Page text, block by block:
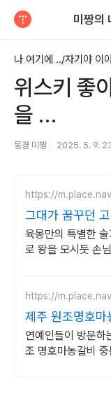
나 여기에 ../자기야 이
위스키 좋
을 …
동경 미짱 2025. 5. 9.
https://
그대가 꿈꾸던
육몽만의 특별한
로 왕을 모시듯 손
https://
제주 원조명호마
연예인들이 방문
조 명호마농갈비